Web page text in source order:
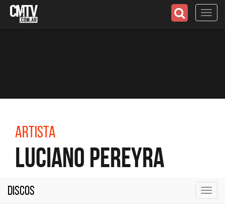
Artista
Luciano Pereyra
Discos